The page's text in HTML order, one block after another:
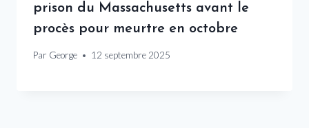
prison du Massachusetts avant le
procès pour meurtre en octobre
Par George 12 septembre 2025